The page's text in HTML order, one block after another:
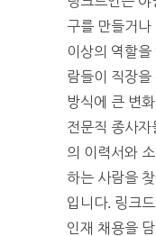
구를 만들거나
이상의 역할
람들이 직장
방식에 큰 변
전문직 종사자
의 이력서와
하는 사람을
입니다. 링크
인재 채용을